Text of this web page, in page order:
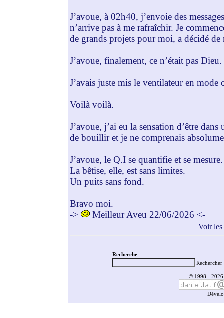
J’avoue, à 02h40, j’envoie des
n’arrive pas à me rafraîchir. Je
de grands projets pour moi, a décidé de
J’avoue, finalement, ce n’était pas Dieu.
J’avais juste mis le ventilateur en
Voilà voilà.
J’avoue, j’ai eu la sensation d’être
de bouillir et je ne comprenais
J’avoue, le Q.I se quantifie et se mesure.
La bêtise, elle, est sans limites.
Un puits sans fond.
Bravo moi.
->
Meilleur Aveu 22/06/2026 <-
Voir les
Recherche
© 1998 - 2026